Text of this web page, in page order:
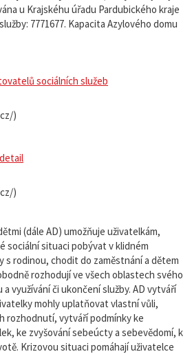
u Krajskéhu úřadu Pardubického kraje
7771677. Kapacita Azylového domu
sociálních služeb
)
)
(dále AD) umožňuje uživatelkám,
sociální situaci pobývat v klidném
rodinou, chodit do zaměstnání a dětem
rozhodují ve všech oblastech svého
využívání či ukončení služby. AD vytváří
mohly uplatňovat vlastní vůli,
rozhodnutí, vytváří podmínky ke
ke zvyšování sebeúcty a sebevědomí, k
Krizovou situaci pomáhají uživatelce